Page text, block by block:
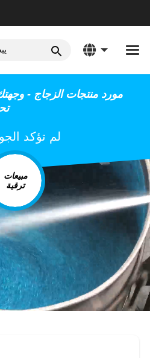
مورد منتجات الزجاج -
لم تؤكد
مبيعات
ترقية